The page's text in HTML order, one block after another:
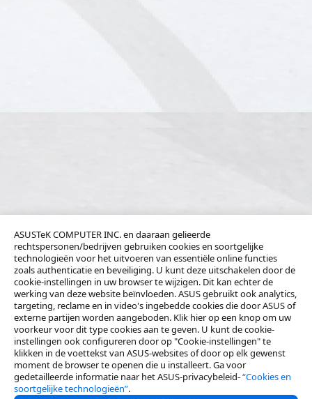
ASUSTeK COMPUTER INC. en daaraan gelieerde
rechtspersonen/bedrijven gebruiken cookies en soortgelijke
technologieën voor het uitvoeren van essentiële online functies
zoals authenticatie en beveiliging. U kunt deze uitschakelen door de
cookie-instellingen in uw browser te wijzigen. Dit kan echter de
werking van deze website beïnvloeden. ASUS gebruikt ook analytics,
targeting, reclame en in video's ingebedde cookies die door ASUS of
externe partijen worden aangeboden. Klik hier op een knop om uw
voorkeur voor dit type cookies aan te geven. U kunt de cookie-
instellingen ook configureren door op "Cookie-instellingen" te
klikken in de voettekst van ASUS-websites of door op elk gewenst
moment de browser te openen die u installeert. Ga voor
gedetailleerde informatie naar het ASUS-privacybeleid-“Cookies en
soortgelijke technologieën”.